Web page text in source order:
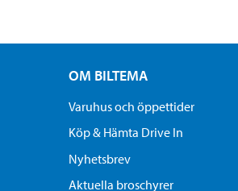
OM BILTEMA
Varuhus och öppettider
Köp & Hämta Drive In
Nyhetsbrev
Aktuella broschyrer